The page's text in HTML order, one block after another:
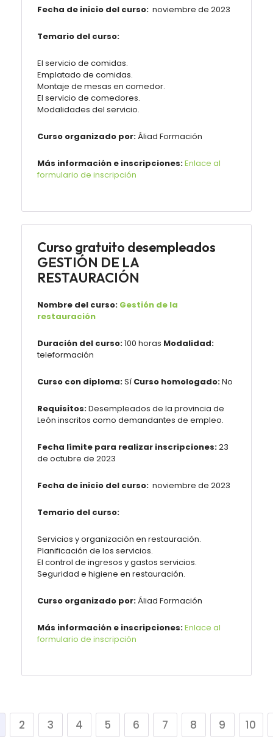
Fecha de inicio del curso: noviembre de 2023
Temario del curso:
El servicio de comidas.
Emplatado de comidas.
Montaje de mesas en comedor.
El servicio de comedores.
Modalidades del servicio.
Curso organizado por:Áliad Formación
Más información e inscripciones:Enlace al
formulario de inscripción
Curso gratuito desempleados
GESTIÓN DE LA
RESTAURACIÓN
Nombre del curso: Gestión de la
restauración
Duración del curso:100 horas Modalidad:
teleformación
Curso con diploma:Sí Curso homologado:No
Requisitos:Desempleados de la provincia de
León inscritos como demandantes de empleo.
Fecha límite para realizar inscripciones:23
de octubre de 2023
Fecha de inicio del curso: noviembre de 2023
Temario del curso:
Servicios y organización en restauración.
Planificación de los servicios.
El control de ingresos y gastos servicios.
Seguridad e higiene en restauración.
Curso organizado por:Áliad Formación
Más información e inscripciones:Enlace al
formulario de inscripción
2 3 4 5 6 7 8 9 10